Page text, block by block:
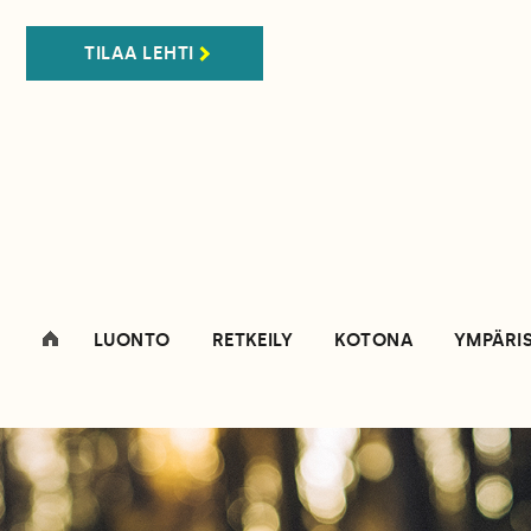
TILAA LEHTI
LUONTO RETKEILY KOTONA